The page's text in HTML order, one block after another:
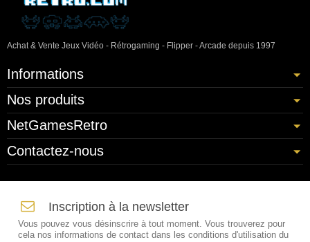
Achat & Vente Jeux Vidéo - Rétrogaming - Flipper - Arcade depuis 1997
Informations
Nos produits
NetGamesRetro
Contactez-nous
Inscription à la newsletter
Vous pouvez vous désinscrire à tout moment. Vous trouverez pour
cela nos informations de contact dans les conditions d'utilisation du